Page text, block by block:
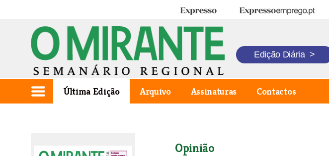
Expresso Expresso Emprego
Edição Diária >
Última Edição Arquivo Assinaturas Contactos
Opinião